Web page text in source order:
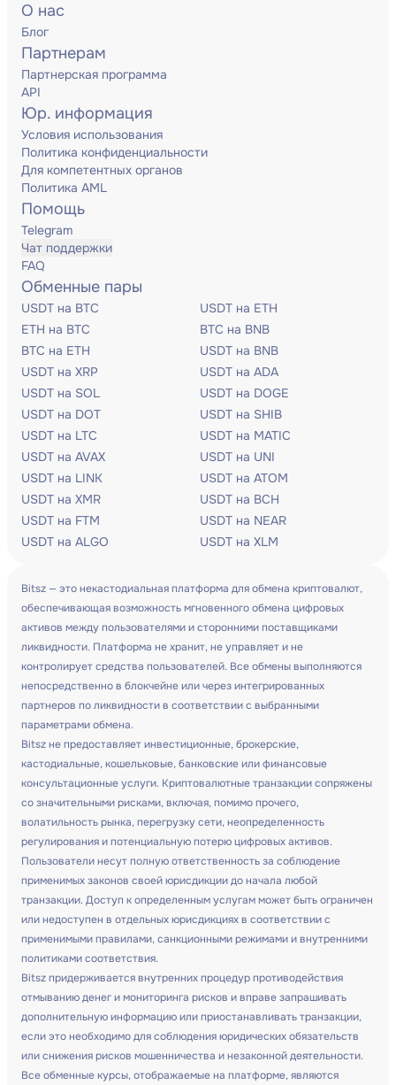
О нас
Блог
Партнерам
Партнерская программа
API
Юр. информация
Условия использования
Политика конфиденциальности
Для компетентных органов
Политика AML
Помощь
Telegram
Чат поддержки
FAQ
Обменные пары
USDT на BTC
USDT на ETH
ETH на BTC
BTC на BNB
BTC на ETH
USDT на BNB
USDT на XRP
USDT на ADA
USDT на SOL
USDT на DOGE
USDT на DOT
USDT на SHIB
USDT на LTC
USDT на MATIC
USDT на AVAX
USDT на UNI
USDT на LINK
USDT на ATOM
USDT на XMR
USDT на BCH
USDT на FTM
USDT на NEAR
USDT на ALGO
USDT на XLM
Bitsz — это некастодиальная платформа для обмена криптовалют,
обеспечивающая возможность мгновенного обмена цифровых
активов между пользователями и сторонними поставщиками
ликвидности. Платформа не хранит, не управляет и не
контролирует средства пользователей. Все обмены выполняются
непосредственно в блокчейне или через интегрированных
партнеров по ликвидности в соответствии с выбранными
параметрами обмена.
Bitsz не предоставляет инвестиционные, брокерские,
кастодиальные, кошельковые, банковские или финансовые
консультационные услуги. Криптовалютные транзакции сопряжены
со значительными рисками, включая, помимо прочего,
волатильность рынка, перегрузку сети, неопределенность
регулирования и потенциальную потерю цифровых активов.
Пользователи несут полную ответственность за соблюдение
применимых законов своей юрисдикции до начала любой
транзакции. Доступ к определенным услугам может быть ограничен
или недоступен в отдельных юрисдикциях в соответствии с
применимыми правилами, санкционными режимами и внутренними
политиками соответствия.
Bitsz придерживается внутренних процедур противодействия
отмыванию денег и мониторинга рисков и вправе запрашивать
дополнительную информацию или приостанавливать транзакции,
если это необходимо для соблюдения юридических обязательств
или снижения рисков мошенничества и незаконной деятельности.
Все обменные курсы, отображаемые на платформе, являются